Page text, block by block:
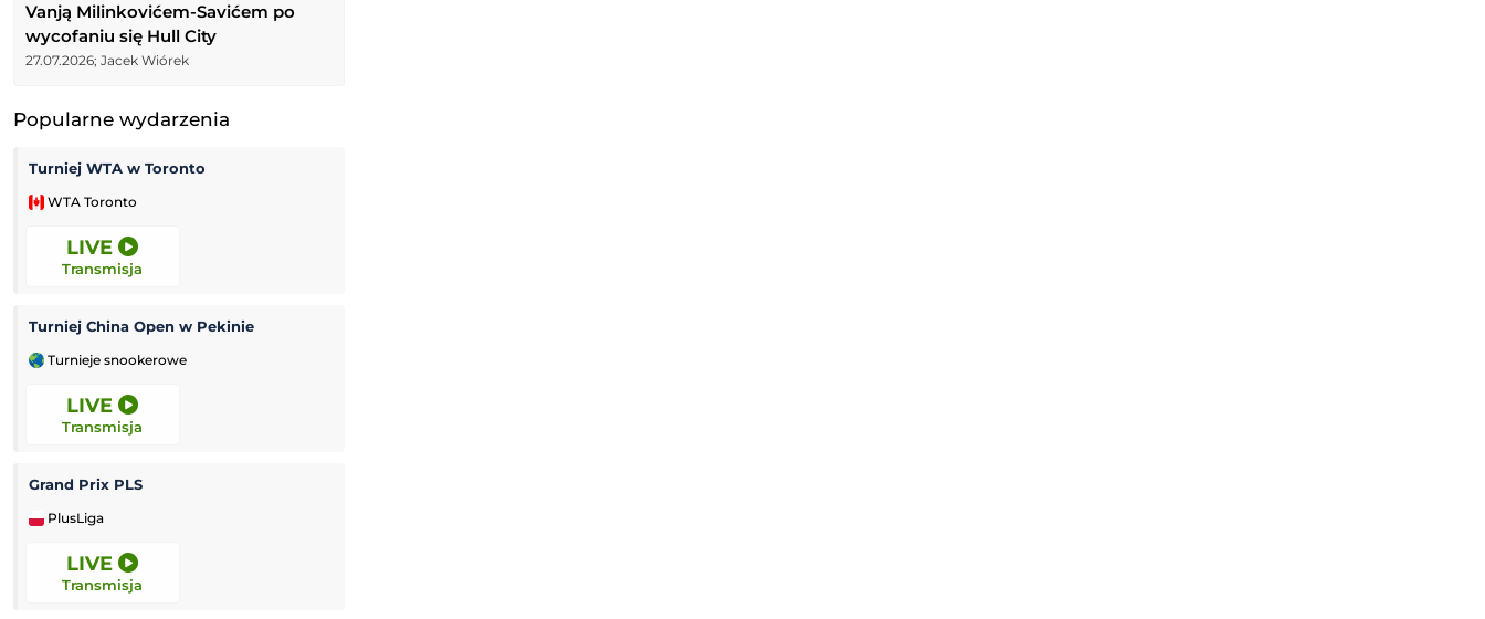
Vanją Milinkovićem-Savićem po
wycofaniu się Hull City
27.07.2026; Jacek Wiórek
Popularne wydarzenia
Turniej WTA w Toronto
WTA Toronto
LIVE
Transmisja
Turniej China Open w Pekinie
Turnieje snookerowe
LIVE
Transmisja
Grand Prix PLS
PlusLiga
LIVE
Transmisja